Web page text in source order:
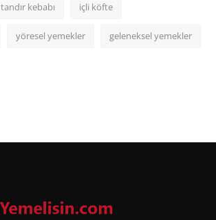
tandır kebabı içli köfte
yöresel yemekler geleneksel yemekler